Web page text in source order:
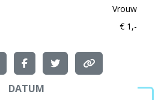
Vrouw
€ 1,-
DATUM